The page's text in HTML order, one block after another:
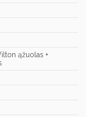
ąžuolas +